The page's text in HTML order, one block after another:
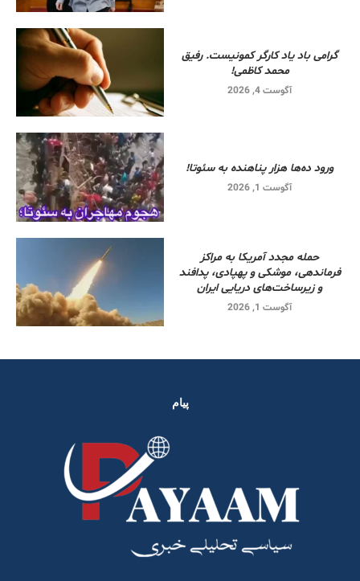
گرامی باد یاد کارگر کمونیست. رفیق
محمد کاظمی!
آگوست 4, 2026
ورود ده‌ها هزار پناهنده به سئوتا!
آگوست 1, 2026
حمله مجدد آمریکا به مراکز
فرماندهی، موشکی و پهپادی، پدافند
و زیرساخت‌های دریایی ایران
آگوست 1, 2026
پیام